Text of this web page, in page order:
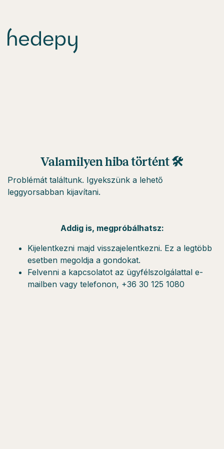
Valamilyen hiba történt 🛠
Problémát találtunk. Igyekszünk a lehető
leggyorsabban kijavítani.
Addig is, megpróbálhatsz:
Kijelentkezni majd visszajelentkezni. Ez a legtöbb
esetben megoldja a gondokat.
Felvenni a kapcsolatot az ügyfélszolgálattal e-
mailben vagy telefonon, +36 30 125 1080